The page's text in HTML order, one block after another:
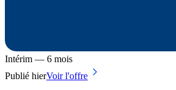
Intérim — 6 mois
Publié hierVoir l'offre